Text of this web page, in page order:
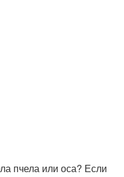
пчела или оса? Если